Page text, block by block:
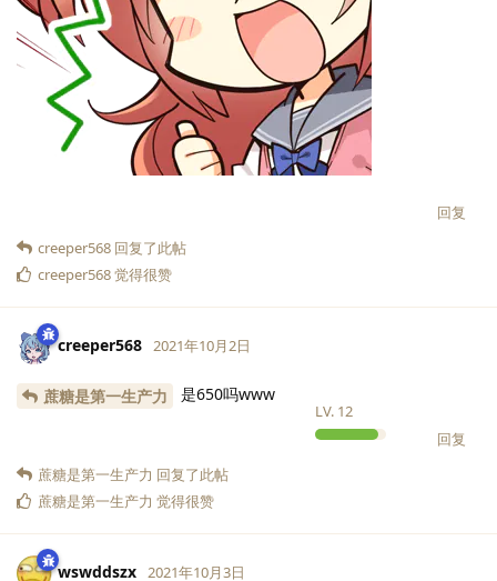
回复
creeper568 回复了此帖
creeper568觉得很赞
creeper568
LV. 12
2021年10月2日
蔗糖是第一生产力 是650吗www
回复
蔗糖是第一生产力 回复了此帖
蔗糖是第一生产力 觉得很赞
wswddszx 2021年10月3日